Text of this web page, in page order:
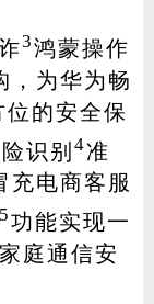
3鸿蒙操作
，为华为畅
的安全保
识别 4准
充电商客服
5功能实现一
庭通信安